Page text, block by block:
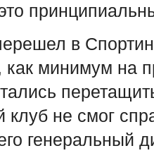
в
как минимум на
клуб не смог
генеральный